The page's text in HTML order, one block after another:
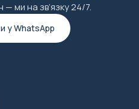
— ми на зв’язку 24/7.
у WhatsApp